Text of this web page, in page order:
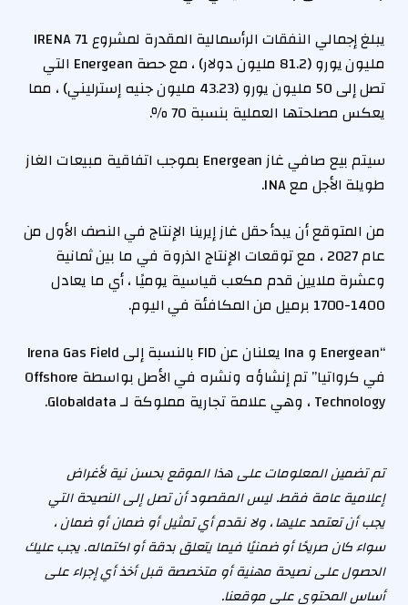
يبلغ إجمالي النفقات الرأسمالية المقدرة لمشروع IRENA 71
مليون يورو (81.2 مليون دولار) ، مع حصة Energean التي
تصل إلى 50 مليون يورو (43.23 مليون جنيه إسترليني) ، مما
يعكس مصلحتها العملية بنسبة 70 ٪.
سيتم بيع صافي غاز Energean بموجب اتفاقية مبيعات الغاز
طويلة الأجل مع INA.
من المتوقع أن يبدأ حقل غاز إيرينا الإنتاج في النصف الأول من
عام 2027 ، مع توقعات الإنتاج الذروة في ما بين ثمانية
وعشرة ملايين قدم مكعب قياسية يوميًا ، أي ما يعادل
1400-1700 برميل من المكافئة في اليوم.
“Energean و Ina يعلنان عن FID بالنسبة إلى Irena Gas Field
في كرواتيا” تم إنشاؤه ونشره في الأصل بواسطة Offshore
Technology ، وهي علامة تجارية مملوكة لـ Globaldata.
تم تضمين المعلومات على هذا الموقع بحسن نية لأغراض
إعلامية عامة فقط. ليس المقصود أن تصل إلى النصيحة التي
يجب أن تعتمد عليها ، ولا نقدم أي تمثيل أو ضمان أو ضمان ،
سواء كان صريحًا أو ضمنيًا فيما يتعلق بدقة أو اكتماله. يجب عليك
الحصول على نصيحة مهنية أو متخصصة قبل أخذ أي إجراء على
أساس المحتوى على موقعنا.